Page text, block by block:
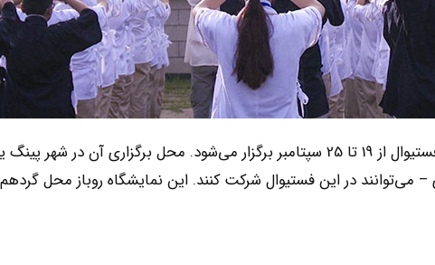
این فستیوال از 19 تا 25 سپتامبر برگزار می‌شود. محل برگزاری آن در شهر
در این فستیوال شرکت کنند. این نمایشگاه روباز محل